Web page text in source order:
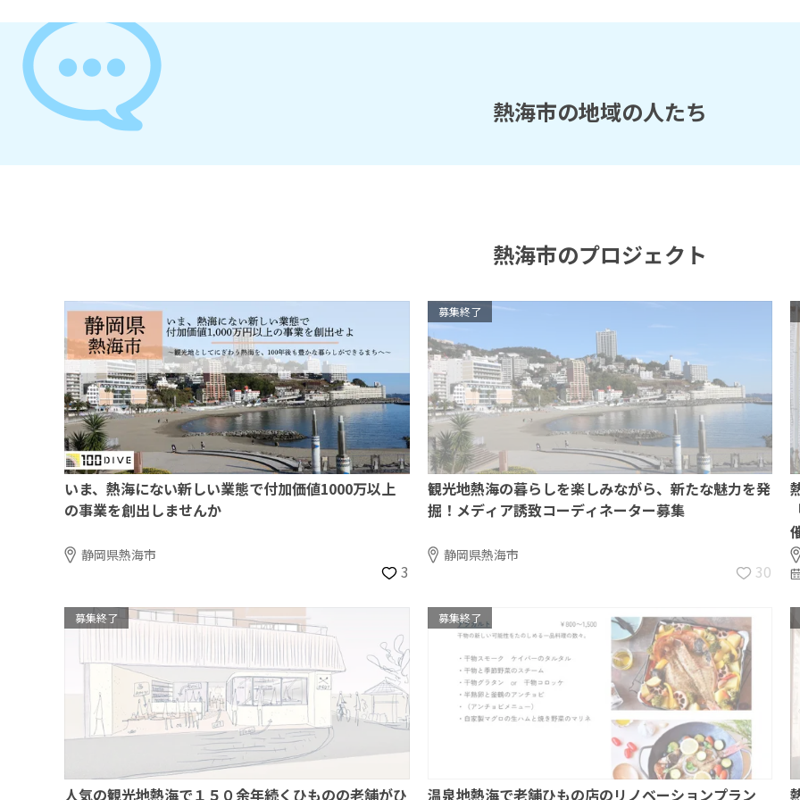
熱海市の地域の人たち
熱海市のプロジェクト
いま、熱海にない新しい業態で付加価値1000万以上
の事業を創出しませんか
静岡県熱海市
3
募集終了
観光地熱海の暮らしを楽しみながら、新たな魅力を発
掘！メディア誘致コーディネーター募集
静岡県熱海市
30
募集終了
人気の観光地熱海で１５０余年続くひものの老舗がひ
募集終了
温泉地熱海で老舗ひもの店のリノベーションプラン